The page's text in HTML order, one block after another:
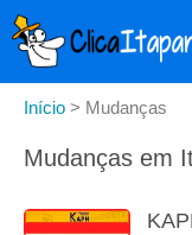
Início > Mudanças
Mudanças em